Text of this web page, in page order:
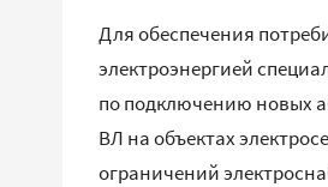
Для обеспечения
электроэнергией
по подключению новых
ВЛ на объектах
ограничений